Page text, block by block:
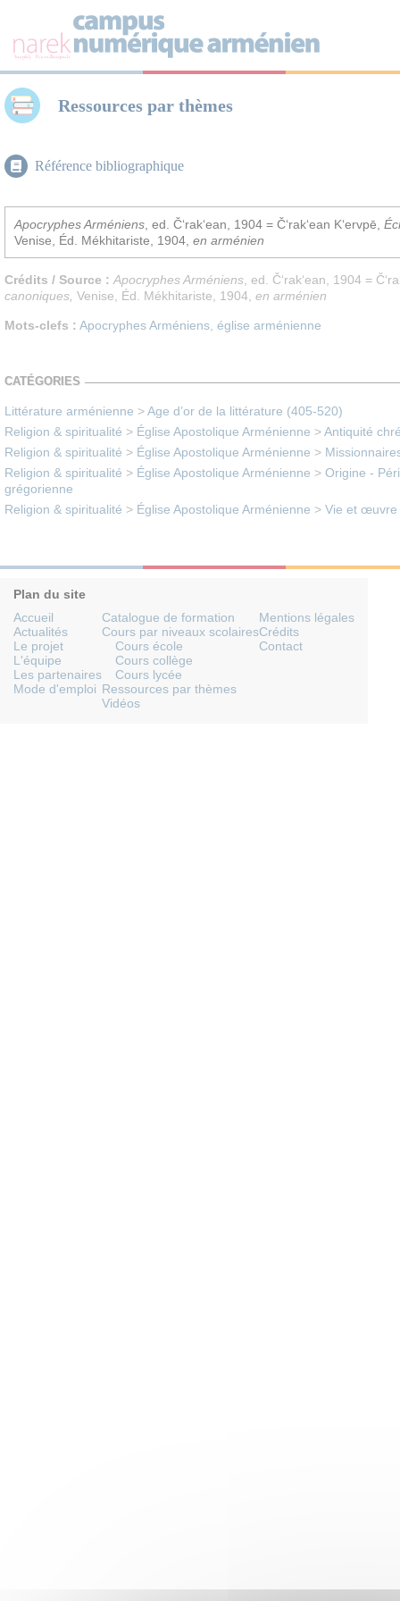
Ressources par thèmes
Référence bibliographique
Apocryphes Arméniens , ed. Č‘rak‘ean, 1904 = Č‘rak‘ean K‘ervpē,
Venise, Éd. Mékhitariste, 1904, en arménien
Crédits / Source : Apocryphes Arméniens , ed. Č‘rak‘ean, 1904 =
canoniques Venise, Éd. Mékhitariste, 1904, en arménien
Mots-clefs : Apocryphes Arméniens église arménienne
CATÉGORIES
Littérature arménienne >Age d’or de la littérature (405-520)
Religion & spiritualité > Église Apostolique Arménienne >Antiquité
Religion & spiritualité > Église Apostolique Arménienne >
Religion & spiritualité > Église Apostolique Arménienne > Origine -
grégorienne
Religion & spiritualité > Église Apostolique Arménienne > Vie et œuvre
Plan du site
Accueil
Actualités
Le projet
L'équipe
Les partenaires
Mode d'emploi
Catalogue de formation
Cours par niveaux scolaires
Cours école
Cours collège
Cours lycée
Ressources par thèmes
Vidéos
Mentions légales
Crédits
Contact